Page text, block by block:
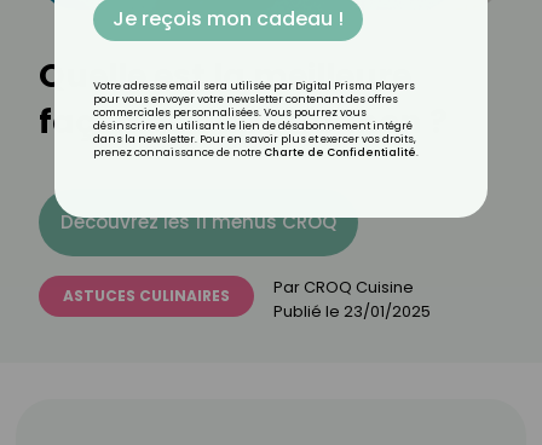
Quelle est la meilleure
façon de cuire du thon ?
Découvrez les 11 menus CROQ
ASTUCES CULINAIRES Par CROQ Cuisine
Publié le 23/01/2025
Je reçois mon cadeau !
Votre adresse email sera utilisée par Digital Prisma Players
pour vous envoyer votre newsletter contenant des offres
commerciales personnalisées. Vous pourrez vous
désinscrire en utilisant le lien de désabonnement intégré
dans la newsletter. Pour en savoir plus et exercer vos droits,
prenez connaissance de notre Charte de Confidentialité.